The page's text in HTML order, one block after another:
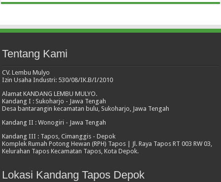
Tentang Kami
CV. Lembu Mulyo
Izin Usaha Industri: 530/08/IK.B/I/2010
Alamat KANDANG LEMBU MULYO.
Kandang I : Sukoharjo - Jawa Tengah
Desa bantarangin kecamatan bulu, Sukoharjo, Jawa Tengah
Kandang II : Wonogiri - Jawa Tengah
Kandang III : Tapos, Cimanggis - Depok
Komplek Rumah Potong Hewan (RPH) Tapos | Jl. Raya Tapos RT 003 RW 03,
Kelurahan Tapos Kecamatan Tapos, Kota Depok.
Lokasi Kandang Tapos Depok